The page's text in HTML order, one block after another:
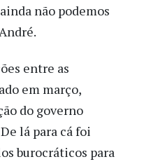
não podemos
entre as
em março,
do governo
lá para cá foi
burocráticos para